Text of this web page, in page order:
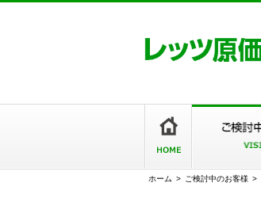
ホーム > ご検討中のお客様 >